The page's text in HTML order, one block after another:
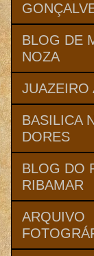
BLOG DE
NOZA
JUAZEIRO
BASILICA
DORES
BLOG DO
RIBAMAR
ARQUIVO